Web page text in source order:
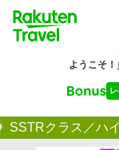
SSTRクラス／ハ